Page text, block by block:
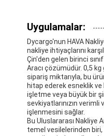
Uygulamalar:
Dycargo'nun HAVA
nakliye ihtiyaçlarını
Çin'den gelen birinci
Aracı çözümüdür. 0,5
sipariş miktarıyla, bu
hitap ederek esneklik ve
işletme veya büyük bir
sevkiyatlarınızın verimli
işlenmesini sağlar.
Bu Uluslararası Nakliye
temel vesilelerinden